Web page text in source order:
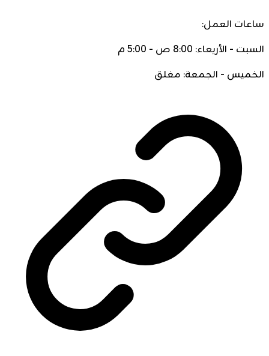
ساعات العمل:
السبت - الأربعاء: 8:00 ص - 5:00 م
الخميس - الجمعة: مغلق